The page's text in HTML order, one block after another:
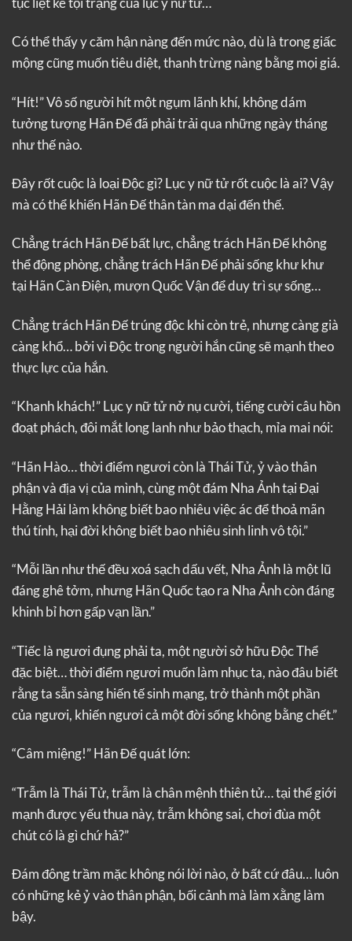
Có thể thấy y căm hận nàng đến mức nào, dù là trong giấc
mộng cũng muốn tiêu diệt, thanh trừng nàng bằng mọi giá.
“Hít!” Vô số người hít một ngụm lãnh khí, không dám
tưởng tượng Hãn Đế đã phải trải qua những ngày tháng
như thế nào.
Đây rốt cuộc là loại Độc gì? Lục y nữ tử rốt cuộc là ai? Vậy
mà có thể khiến Hãn Đế thân tàn ma dại đến thế.
Chẳng trách Hãn Đế bất lực, chẳng trách Hãn Đế không
thể động phòng, chẳng trách Hãn Đế phải sống khư khư
tại Hãn Càn Điện, mượn Quốc Vận để duy trì sự sống…
Chẳng trách Hãn Đế trúng độc khi còn trẻ, nhưng càng già
càng khổ… bởi vì Độc trong người hắn cũng sẽ mạnh theo
thực lực của hắn.
“Khanh khách!” Lục y nữ tử nở nụ cười, tiếng cười câu hồn
đoạt phách, đôi mắt long lanh như bảo thạch, mỉa mai nói:
“Hãn Hào… thời điểm ngươi còn là Thái Tử, ỷ vào thân
phận và địa vị của mình, cùng một đám Nha Ảnh tại Đại
Hằng Hải làm không biết bao nhiêu việc ác để thoả mãn
thú tính, hại đời không biết bao nhiêu sinh linh vô tội.”
“Mỗi lần như thế đều xoá sạch dấu vết, Nha Ảnh là một lũ
đáng ghê tởm, nhưng Hãn Quốc tạo ra Nha Ảnh còn đáng
khinh bỉ hơn gấp vạn lần.”
“Tiếc là ngươi đụng phải ta, một người sở hữu Độc Thể
đặc biệt… thời điểm ngươi muốn làm nhục ta, nào đâu biết
rằng ta sẵn sàng hiến tế sinh mạng, trở thành một phần
của ngươi, khiến ngươi cả một đời sống không bằng chết.”
“Câm miệng!” Hãn Đế quát lớn:
“Trẫm là Thái Tử, trẫm là chân mệnh thiên tử… tại thế giới
mạnh được yếu thua này, trẫm không sai, chơi đùa một
chút có là gì chứ hả?”
Đám đông trầm mặc không nói lời nào, ở bất cứ đâu… luôn
có những kẻ ỷ vào thân phận, bối cảnh mà làm xằng làm
bậy.